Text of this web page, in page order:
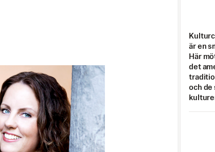
är en
Här
det
och de